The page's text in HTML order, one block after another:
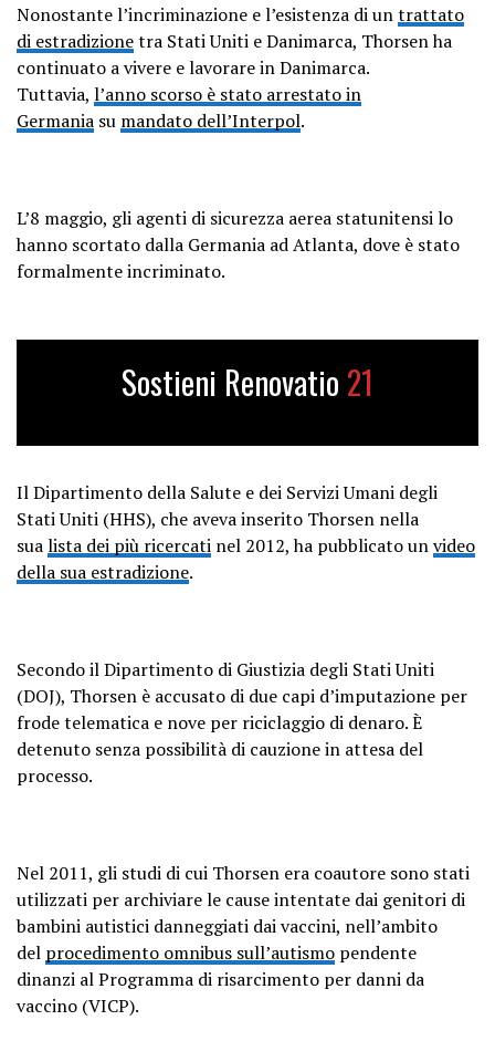
Nonostante l’incriminazione e l’esistenza di untrattato
di estradizionetra Stati Uniti e Danimarca, Thorsen ha
continuato a vivere e lavorare in Danimarca.
Tuttavia, l’anno scorso è stato arrestato in
Germania su mandato dell’Interpol.
L’8 maggio, gli agenti di sicurezza aerea statunitensi lo
hanno scortato dalla Germania ad Atlanta, dove è stato
formalmente incriminato.
Sostieni Renovatio 21
Il Dipartimento della Salute e dei Servizi Umani degli
Stati Uniti (HHS), che aveva inserito Thorsen nella
sualista dei più ricercati nel 2012, ha pubblicato unvideo
della sua estradizione.
Secondo il Dipartimento di Giustizia degli Stati Uniti
(DOJ), Thorsen è accusato di due capi d’imputazione per
frode telematica e nove per riciclaggio di denaro. È
detenuto senza possibilità di cauzione in attesa del
processo.
Nel 2011, gli studi di cui Thorsen era coautore sono stati
utilizzati per archiviare le cause intentate dai genitori di
bambini autistici danneggiati dai vaccini, nell’ambito
del procedimento omnibus sull’autismo pendente
dinanzi al Programma di risarcimento per danni da
vaccino (VICP).